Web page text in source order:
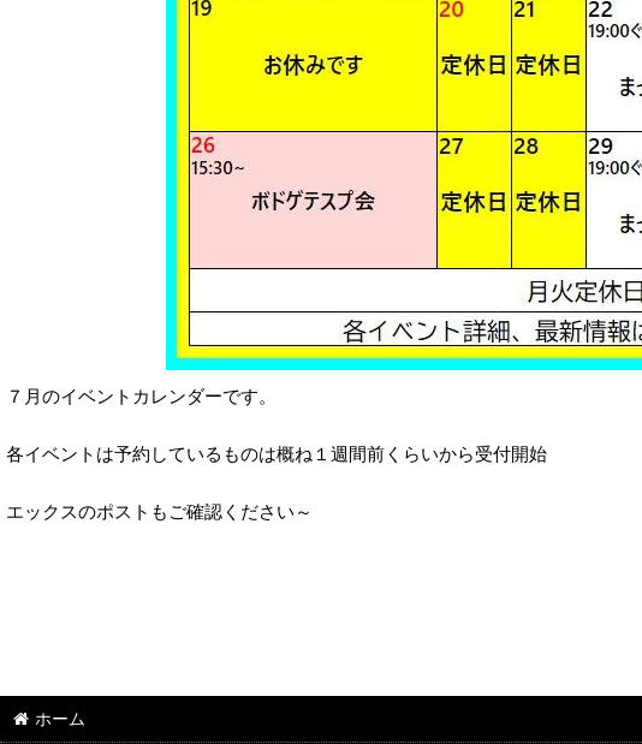
７月のイベントカレンダーです。
各イベントは予約しているものは概ね１週間前くらいから受付開始
エックスのポストもご確認ください～
ホーム